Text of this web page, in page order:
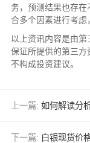
务，预测结果也存
合多个因素进行考虑
以上资讯内容是由
保证所提供的第三
不构成投资建议。
上一篇: 如何解读分
下一篇: 白银现货价